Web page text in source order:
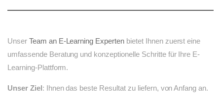
Unser Team an E-Learning Experten bietet Ihnen zuerst eine
umfassende Beratung und konzeptionelle Schritte für Ihre E-
Learning-Plattform.
Unser Ziel: Ihnen das beste Resultat zu liefern, von Anfang an.